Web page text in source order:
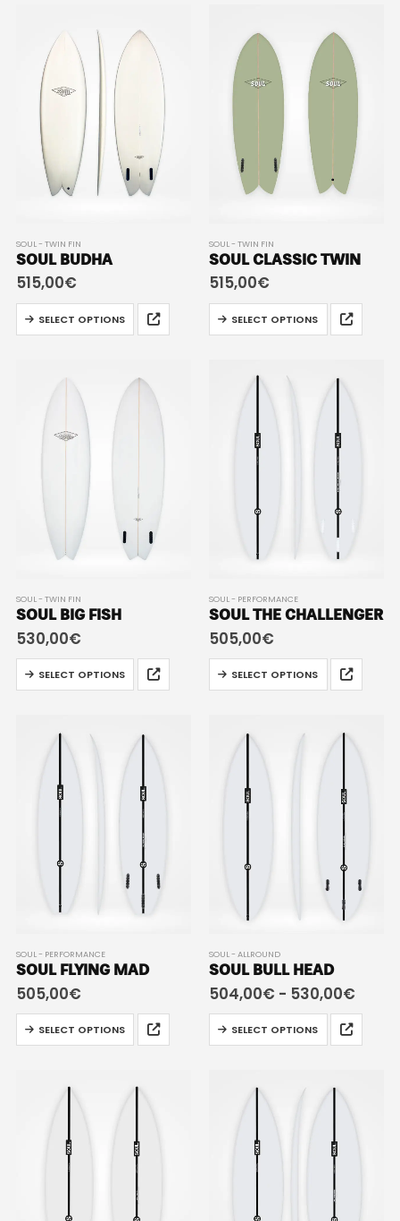
SOUL - TWIN FIN
SOUL BUDHA
515,00€
SELECT OPTIONS
SOUL - TWIN FIN
SOUL CLASSIC TWIN
515,00€
SELECT OPTIONS
SOUL - TWIN FIN
SOUL BIG FISH
530,00€
SELECT OPTIONS
SOUL - PERFORMANCE
SOUL THE CHALLENGER
505,00€
SELECT OPTIONS
SOUL - PERFORMANCE
SOUL FLYING MAD
505,00€
SELECT OPTIONS
SOUL - ALLROUND
SOUL BULL HEAD
504,00€ - 530,00€
SELECT OPTIONS